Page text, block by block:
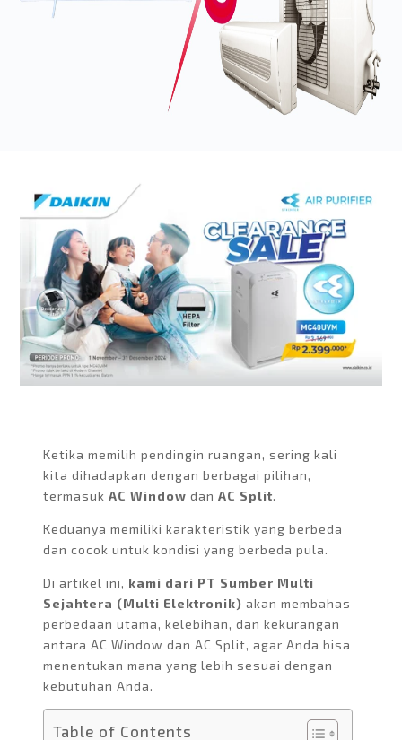
Ketika memilih pendingin ruangan, sering kali
kita dihadapkan dengan berbagai pilihan,
termasuk AC Window dan AC Split.
Keduanya memiliki karakteristik yang berbeda
dan cocok untuk kondisi yang berbeda pula.
Di artikel ini, kami dari PT Sumber Multi
Sejahtera (Multi Elektronik) akan membahas
perbedaan utama, kelebihan, dan kekurangan
antara AC Window dan AC Split, agar Anda bisa
menentukan mana yang lebih sesuai dengan
kebutuhan Anda.
Table of Contents